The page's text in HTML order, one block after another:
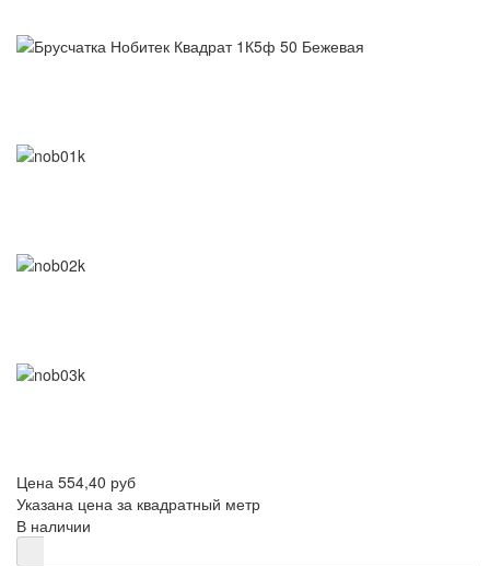
Цена 554,40 руб
Указана цена за квадратный метр
В наличии